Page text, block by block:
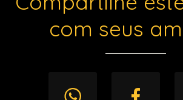
com seus